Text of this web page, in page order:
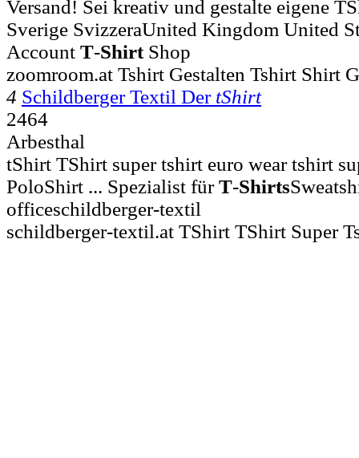
Versand! Sei kreativ und gestalte eigene
Sverige SvizzeraUnited Kingdom United
Account T-ShirtShop
zoomroom.at Tshirt Gestalten Tshirt Shirt
4 Schildberger Textil Der tShirt
2464
Arbesthal
tShirt TShirt super tshirt euro wear tshirt
PoloShirt ... Spezialist fürT-Shirts
officeschildberger-textil
schildberger-textil.at TShirt TShirt Super